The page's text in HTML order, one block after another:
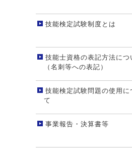
技能検定試験制度とは
技能士資格の表記方法につ
（名刺等への表記）
技能検定試験問題の使用に
て
事業報告・決算書等